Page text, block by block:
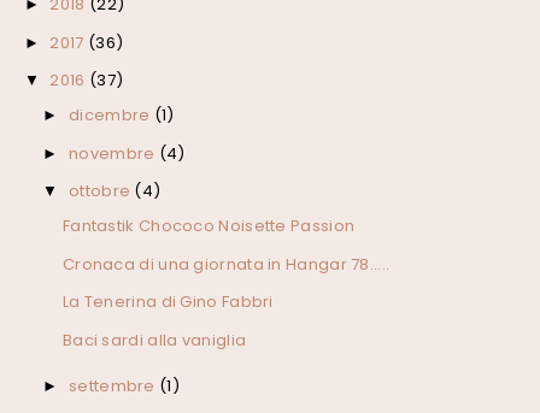
►
► 2017 (36)
▼ 2016 (37)
► dicembre (1)
► novembre (4)
▼ ottobre (4)
Fantastik Chococo Noisette Passion
Cronaca di una giornata in Hangar 78.....
La Tenerina di Gino Fabbri
Baci sardi alla vaniglia
► settembre (1)